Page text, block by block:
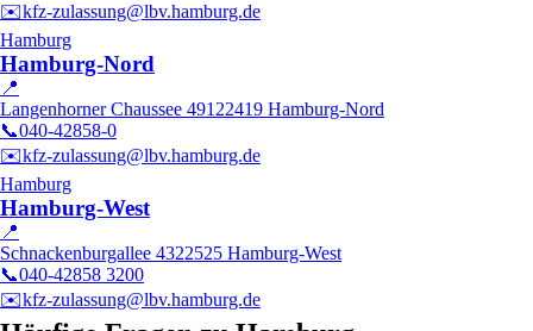
✉️kfz-zulassung@lbv.hamburg.de
Hamburg
Hamburg-Nord
📍
Langenhorner Chaussee 491 22419 Hamburg-Nord
📞040-42858-0
✉️kfz-zulassung@lbv.hamburg.de
Hamburg
Hamburg-West
📍
Schnackenburgallee 4322525 Hamburg-West
📞040-42858 3200
✉️kfz-zulassung@lbv.hamburg.de